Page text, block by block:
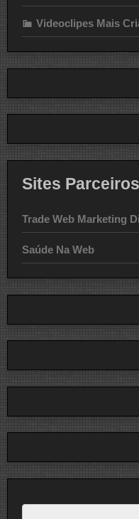
Videoclipes Mais
Sites Parceiros
Trade Web Marketing
Saúde Na Web